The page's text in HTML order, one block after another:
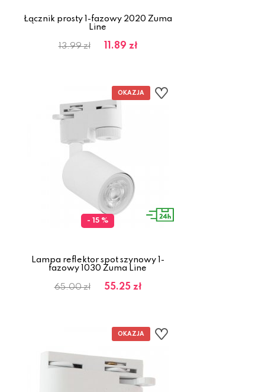
Łącznik prosty 1-fazowy 2020 Zuma
Line
13.99 zł 11.89 zł
- 15 %
Lampa reflektor spot szynowy 1-
fazowy 1030 Zuma Line
65.00 zł 55.25 zł